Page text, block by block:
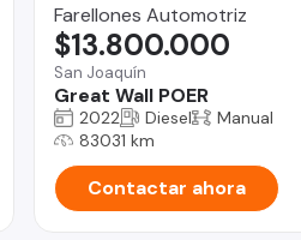
Farellones Automotriz
San Joaquín
Great Wall POER
$13.800.000
2022 Diesel
Manual
83031 km
Contactar ahora